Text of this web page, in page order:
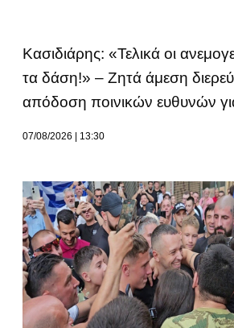
Κασιδιάρης: «Τελικά οι
τα δάση!» – Ζητά άμεση
απόδοση ποινικών ευθυνών
07/08/2026 13:30